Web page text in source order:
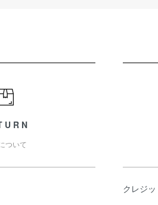
ついて
クレジ